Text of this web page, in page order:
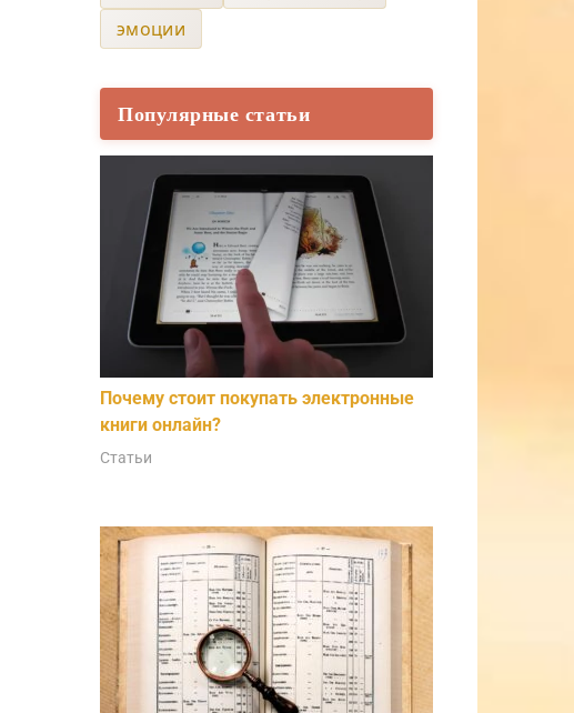
эмоции
Популярные статьи
Почему стоит покупать электронные
книги онлайн?
Статьи